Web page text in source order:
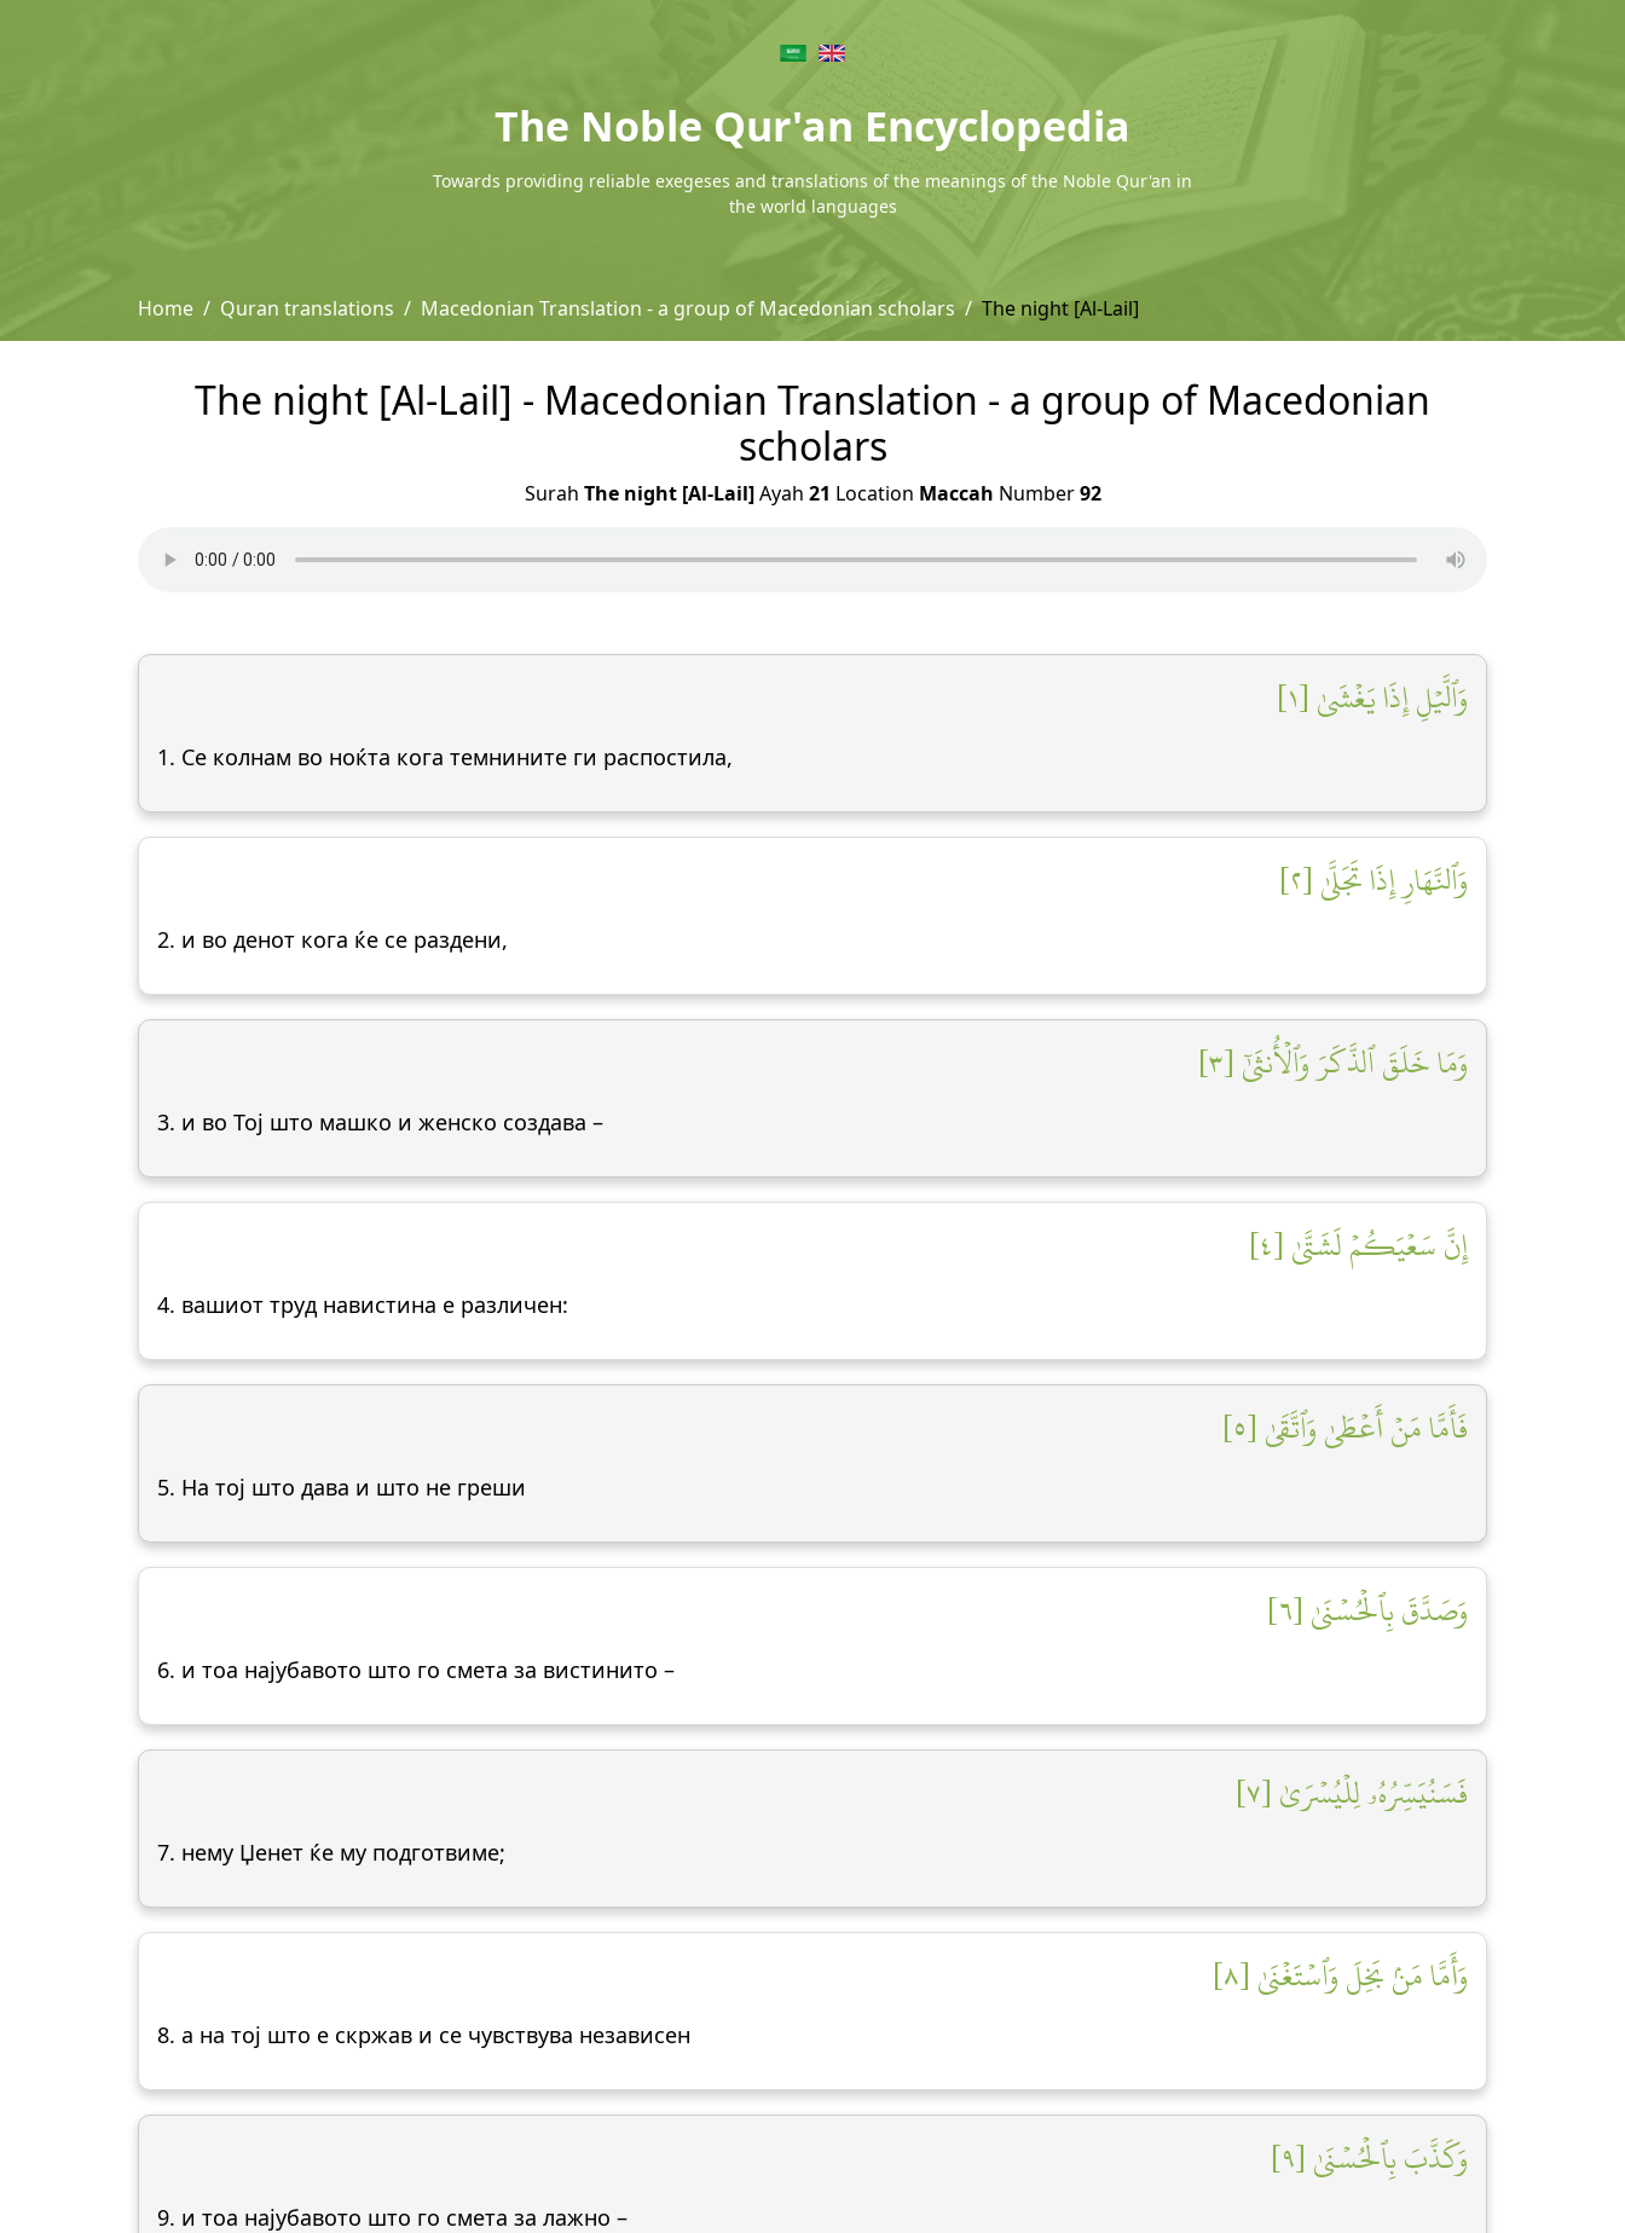
The Noble Qur'an Encyclopedia
Towards providing reliable exegeses and translations of the meanings of the Noble Qur'an in
the world languages
Home Quran translations Macedonian Translation - a group of Macedonian scholars The night [Al-Lail]
The night [Al-Lail] - Macedonian Translation - a group of Macedonian
scholars
Surah The night [Al-Lail]Ayah 21 Location Maccah Number92
وَٱلَّيۡلِ إِذَا يَغۡشَىٰ [١]
1. Се колнам во ноќта кога темнините ги распостила,
وَٱلنَّهَارِ إِذَا تَجَلَّىٰ [٢]
2. и во денот кога ќе се раздени,
وَمَا خَلَقَ ٱلذَّكَرَ وَٱلۡأُنثَىٰٓ [٣]
3. и во Тој што машко и женско создава –
إِنَّ سَعۡيَكُمۡ لَشَتَّىٰ [٤]
4. вашиот труд навистина е различен:
فَأَمَّا مَنۡ أَعۡطَىٰ وَٱتَّقَىٰ [٥]
5. На тој што дава и што не греши
وَصَدَّقَ بِٱلۡحُسۡنَىٰ [٦]
6. и тоа најубавото што го смета за вистинито –
فَسَنُيَسِّرُهُۥ لِلۡيُسۡرَىٰ [٧]
7. нему Џенет ќе му подготвиме;
وَأَمَّا مَنۢ بَخِلَ وَٱسۡتَغۡنَىٰ [٨]
8. а на тој што е скржав и се чувствува независен
وَكَذَّبَ بِٱلۡحُسۡنَىٰ [٩]
9. и тоа најубавото што го смета за лажно –